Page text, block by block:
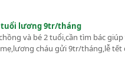
tuổi lương 9tr/tháng
và bé 2 tuổi,cần tìm bác
cháu gửi 9tr/tháng,lễ tết